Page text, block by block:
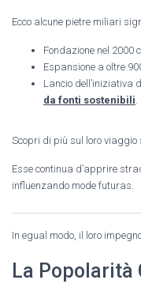
Ecco alcune pietre miliari
Fondazione nel 2000
Espansione a oltre
Lancio dell’iniziativa
da fonti sostenibili
Scopri di più sul loro viaggio
Esse continua d’apprire
influenzando mode futuras.
In egual modo, il loro
La Popolarità